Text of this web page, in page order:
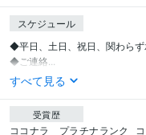
スケジュール
◆平日、土日、祝日、関わらず
◆ご連絡...
すべて見る
受賞歴
ココナラ　プラチナランク